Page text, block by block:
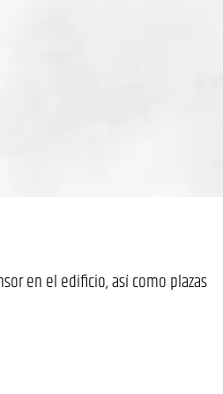
en el edificio, así como plazas